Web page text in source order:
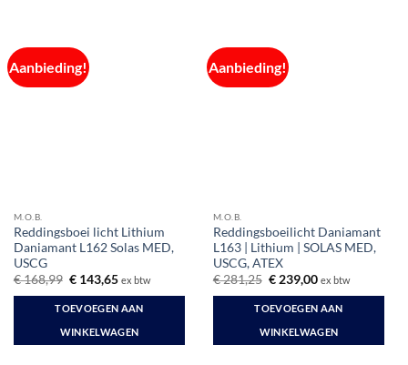
Aanbieding!
M.O.B.
Reddingsboei licht Lithium
Daniamant L162 Solas MED,
USCG
€168,99 Oorspronkelijke
was:
€ 168,99.
€143,65Huidige
is:
€ 143,65.
ex btw
TOEVOEGEN AAN
WINKELWAGEN
Aanbieding!
M.O.B.
Reddingsboeilicht Daniamant
L163 | Lithium | SOLAS MED,
USCG, ATEX
€281,25 Oorspronkelijke
was:
€ 281,25.
€239,00Huidige
is:
€ 239,00.
ex btw
TOEVOEGEN AAN
WINKELWAGEN